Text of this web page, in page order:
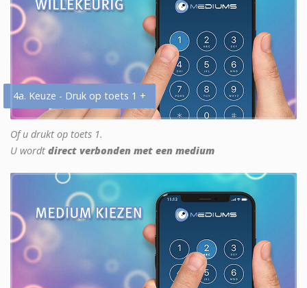
4a. Keuze - Druk op toets 1 +
Of u drukt op toets 1.
U wordt direct verbonden met een medium